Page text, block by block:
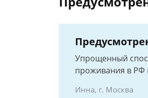
Упрощенный
проживания в РФ
Инна, г. Москва